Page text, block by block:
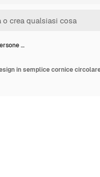
…
in semplice cornice